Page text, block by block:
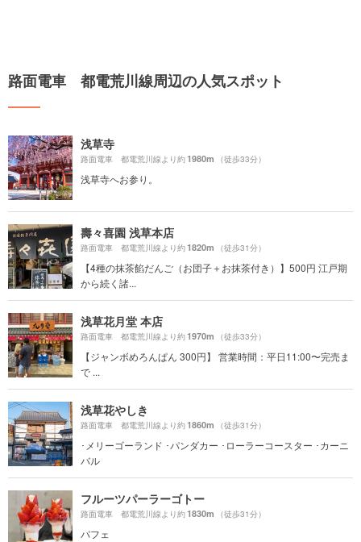
路面電車 都電荒川線周辺の人気スポット
浅草寺
路面電車 都電荒川線より約1980m （徒歩33分）
浅草寺へお参り。
壽々喜園 浅草本店
路面電車 都電荒川線より約1820m （徒歩31分）
【4種の抹茶餡だんご（お団子＋お抹茶付き）】500円 江戸期
から続く諸...
浅草花月堂 本店
路面電車 都電荒川線より約1970m （徒歩33分）
【ジャンボめろんぱん 300円】 営業時間：平日11:00〜完売ま
で ...
浅草花やしき
路面電車 都電荒川線より約1860m （徒歩31分）
･メリーゴーランド ･パンダカー ･ローラーコースター ･カーニ
バル
フルーツパーラーゴトー
路面電車 都電荒川線より約1830m （徒歩31分）
パフェ